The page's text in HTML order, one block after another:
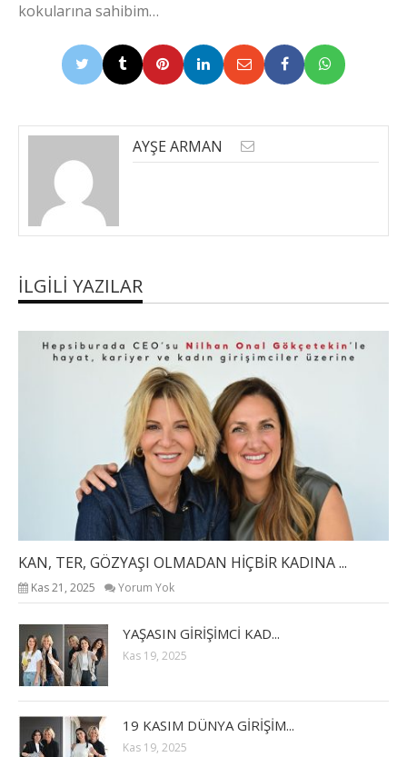
kokularına sahibim…
AYŞE ARMAN
İLGILI YAZILAR
KAN, TER, GÖZYAŞI OLMADAN HİÇBİR KADINA ...
Kas 21, 2025 Yorum Yok
YAŞASIN GİRİŞİMCİ KAD...
Kas 19, 2025
19 KASIM DÜNYA GİRİŞİM...
Kas 19, 2025